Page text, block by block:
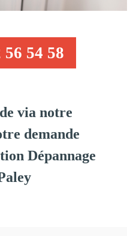
54 58
via notre
demande
Dépannage